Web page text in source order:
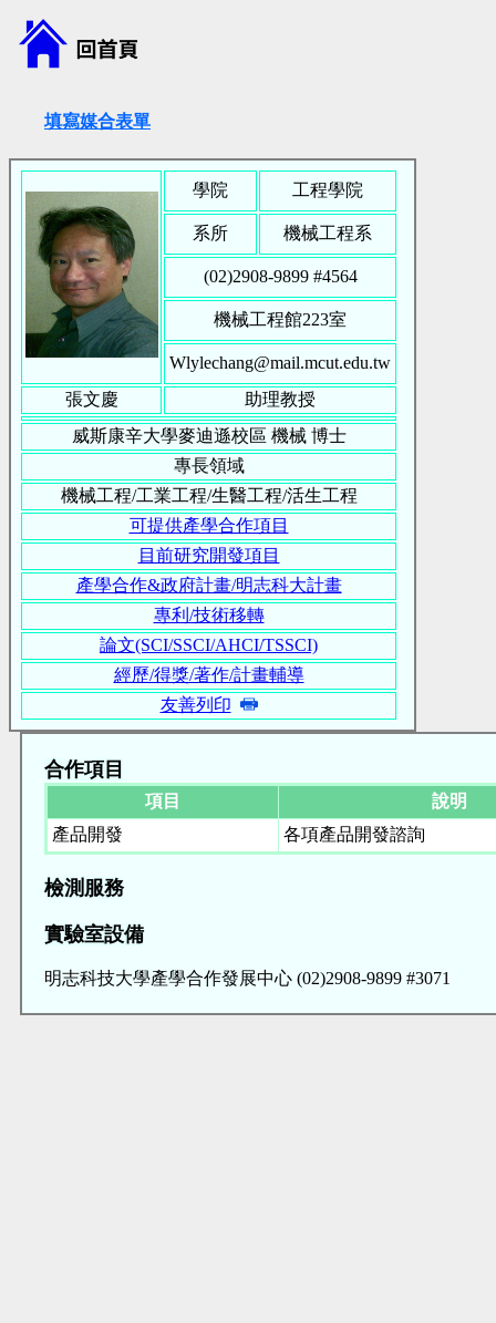
填寫媒合表單
學院 工程學院
系所 機械工程系
(02)2908-9899 #4564
機械工程館223室
Wlylechang@mail.mcut.edu.tw
張文慶
助理教授
威斯康辛大學麥迪遜校區 機械 博士
專長領域
機械工程/工業工程/生醫工程/活生工程
可提供產學合作項目
目前研究開發項目
產學合作&政府計畫/明志科大計畫
專利/技術移轉
論文(SCI/SSCI/AHCI/TSSCI)
經歷/得獎/著作/計畫輔導
友善列印
合作項目
項目
說明
產品開發
各項產品開發諮詢
檢測服務
實驗室設備
明志科技大學產學合作發展中心 (02)2908-9899 #3071